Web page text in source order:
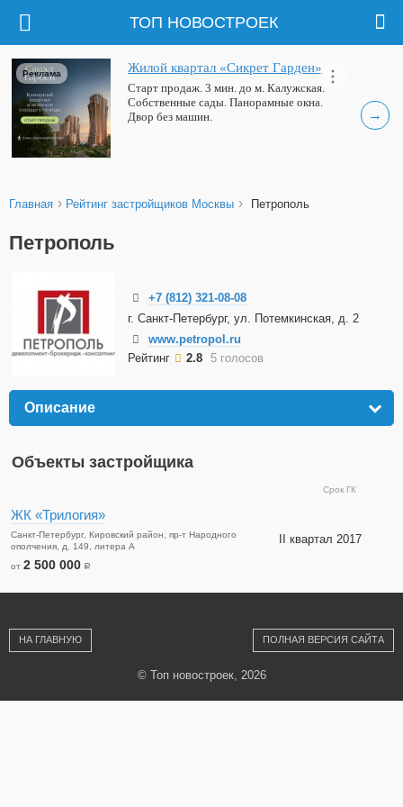
ТОП НОВОСТРОЕК
→
Жилой квартал «Сикрет Гарден»
Старт продаж. 3 мин. до м. Калужская.
Собственные сады. Панорамные окна.
Двор без машин.
Реклама
Главная › Рейтинг застройщиков Москвы › Петрополь
Петрополь
+7 (812) 321-08-08
г. Санкт-Петербург, ул. Потемкинская, д. 2
www.petropol.ru
Рейтинг
2.8 5 голосов
Описание
Объекты застройщика
Срок ГК
ЖК «Трилогия»
Санкт-Петербург, Кировский район, пр-т Народного
ополчения, д. 149, литера А
от 2 500 000 a
II квартал 2017
НА ГЛАВНУЮ ПОЛНАЯ ВЕРСИЯ САЙТА
© Топ новостроек, 2026